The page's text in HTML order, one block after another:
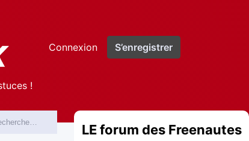
Connexion S’enregistrer
!
LE forum des Freenautes